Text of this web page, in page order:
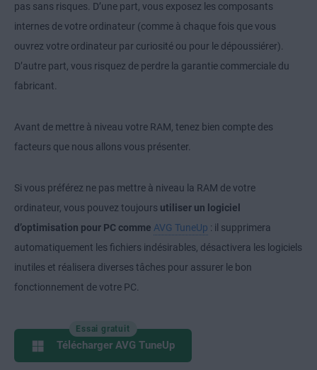
pas sans risques. D’une part, vous exposez les composants
internes de votre ordinateur (comme à chaque fois que vous
ouvrez votre ordinateur par curiosité ou pour le dépoussiérer).
D’autre part, vous risquez de perdre la garantie commerciale du
fabricant.
Avant de mettre à niveau votre RAM, tenez bien compte des
facteurs que nous allons vous présenter.
Si vous préférez ne pas mettre à niveau la RAM de votre
ordinateur, vous pouvez toujours utiliser un logiciel
d’optimisation pour PC comme AVG TuneUp : il supprimera
automatiquement les fichiers indésirables, désactivera les logiciels
inutiles et réalisera diverses tâches pour assurer le bon
fonctionnement de votre PC.
Essai gratuit
Télécharger AVG TuneUp